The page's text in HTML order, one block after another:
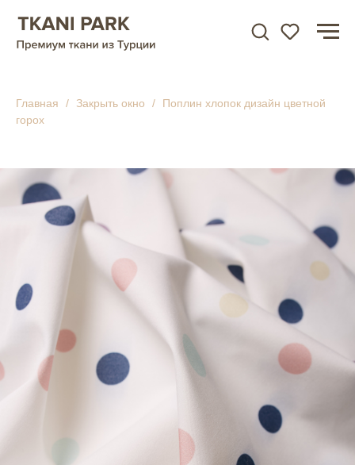
Главная Закрыть окно
Поплин хлопок дизайн цветной
горох